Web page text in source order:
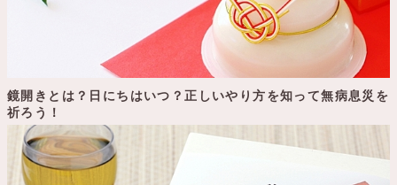
鏡開きとは？日にちはいつ？正しいやり方を知って無病息災を
祈ろう！